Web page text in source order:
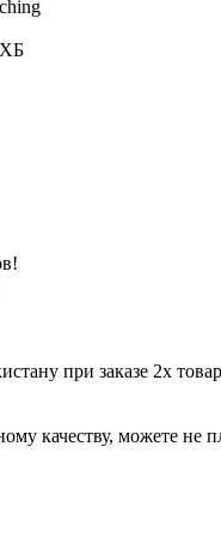
ХБ
при заказе 2х
качеству, можете не